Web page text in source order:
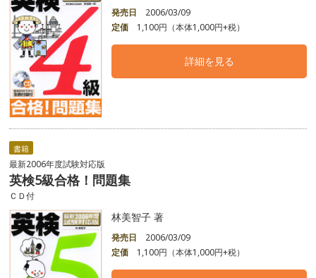
発売日
2006/03/09
定価
1,100円（本体1,000円+税）
詳細を見る
書籍
最新2006年度試験対応版
英検5級合格！問題集
ＣＤ付
林美智子 著
発売日
2006/03/09
定価
1,100円（本体1,000円+税）